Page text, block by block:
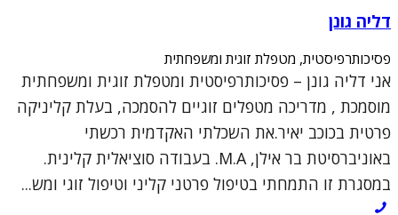
דליה גונן
פסיכותרפיסטית, מטפלת זוגית ומשפחתית
אני דליה גונן – פסיכותרפיסטית ומטפלת זוגית ומשפחתית
מוסמכת , מדריכה מטפלים זוגיים להסמכה, בעלת קליניקה
פרטית בכוכב יאיר.את השכלתי האקדמית רכשתי
באוניברסיטת בר אילן, M.A. בעבודה סוציאלית קלינית.
במסגרת זו התמחתי בטיפול פרטני קליני וטיפול זוגי ומש...